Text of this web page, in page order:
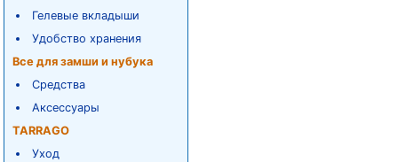
Гелевые вкладыши
Удобство хранения
Все для замши и нубука
Средства
Аксессуары
TARRAGO
Уход